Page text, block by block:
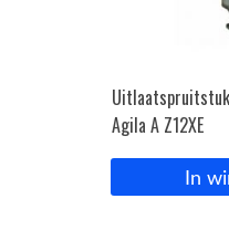
Agila A Z12XE
In